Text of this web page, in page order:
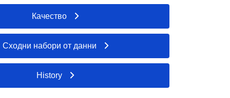
Качество
Сходни набори от данни
History